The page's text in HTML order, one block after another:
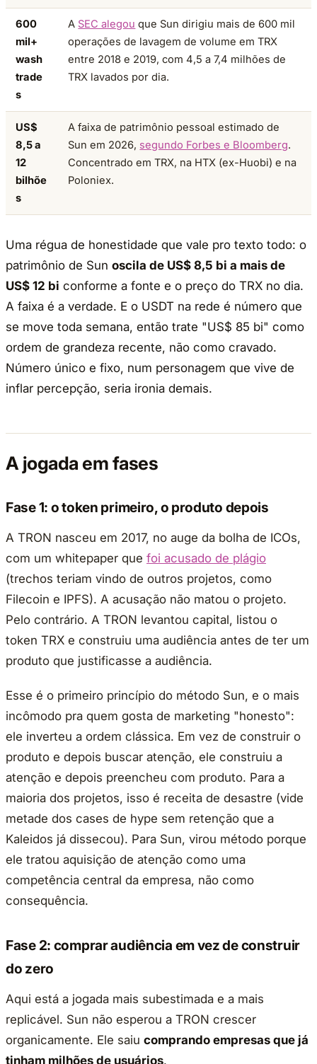
600
mil+
wash
trade
s
A SEC alegou que Sun dirigiu mais de 600 mil
operações de lavagem de volume em TRX
entre 2018 e 2019, com 4,5 a 7,4 milhões de
TRX lavados por dia.
US$
8,5 a
12
bilhõe
s
A faixa de patrimônio pessoal estimado de
Sun em 2026, segundo Forbes e Bloomberg.
Concentrado em TRX, na HTX (ex-Huobi) e na
Poloniex.
Uma régua de honestidade que vale pro texto todo: o
patrimônio de Sun oscila de US$ 8,5 bi a mais de
US$ 12 bi conforme a fonte e o preço do TRX no dia.
A faixa é a verdade. E o USDT na rede é número que
se move toda semana, então trate "US$ 85 bi" como
ordem de grandeza recente, não como cravado.
Número único e fixo, num personagem que vive de
inflar percepção, seria ironia demais.
A jogada em fases
Fase 1: o token primeiro, o produto depois
A TRON nasceu em 2017, no auge da bolha de ICOs,
com um whitepaper que foi acusado de plágio
(trechos teriam vindo de outros projetos, como
Filecoin e IPFS). A acusação não matou o projeto.
Pelo contrário. A TRON levantou capital, listou o
token TRX e construiu uma audiência antes de ter um
produto que justificasse a audiência.
Esse é o primeiro princípio do método Sun, e o mais
incômodo pra quem gosta de marketing "honesto":
ele inverteu a ordem clássica. Em vez de construir o
produto e depois buscar atenção, ele construiu a
atenção e depois preencheu com produto. Para a
maioria dos projetos, isso é receita de desastre (vide
metade dos cases de hype sem retenção que a
Kaleidos já dissecou). Para Sun, virou método porque
ele tratou aquisição de atenção como uma
competência central da empresa, não como
consequência.
Fase 2: comprar audiência em vez de construir
do zero
Aqui está a jogada mais subestimada e a mais
replicável. Sun não esperou a TRON crescer
organicamente. Ele saiu comprando empresas que já
tinham milhões de usuários.